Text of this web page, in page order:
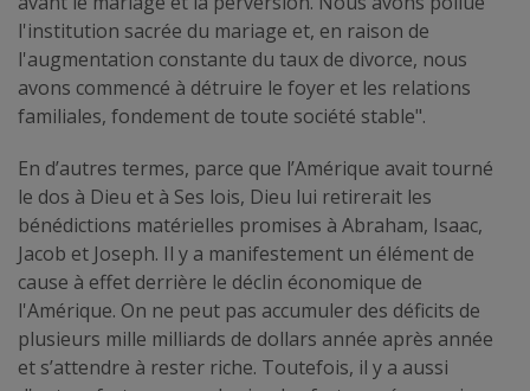
l'institution sacrée du mariage et, en raison de
l'augmentation constante du taux de divorce, nous
avons commencé à détruire le foyer et les relations
familiales, fondement de toute société stable".
En d’autres termes, parce que l’Amérique avait tourné
le dos à Dieu et à Ses lois, Dieu lui retirerait les
bénédictions matérielles promises à Abraham, Isaac,
Jacob et Joseph. Il y a manifestement un élément de
cause à effet derrière le déclin économique de
l'Amérique. On ne peut pas accumuler des déficits de
plusieurs mille milliards de dollars année après année
et s’attendre à rester riche. Toutefois, il y a aussi